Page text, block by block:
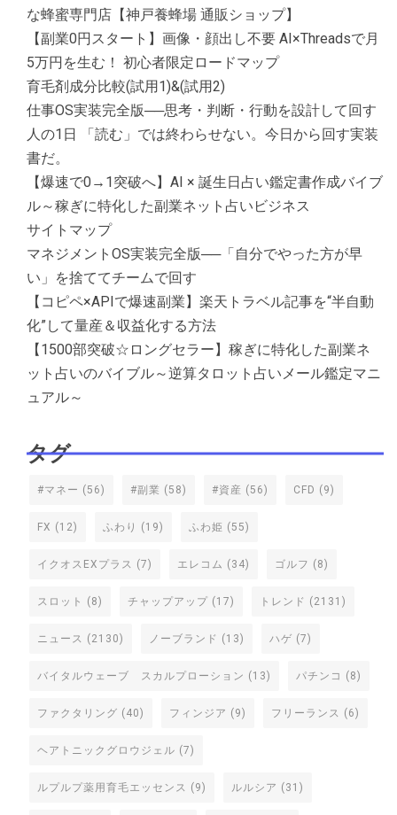
な蜂蜜専門店【神戸養蜂場 通販ショップ】
【副業0円スタート】画像・顔出し不要 AI×Threadsで月
5万円を生む！ 初心者限定ロードマップ
育毛剤成分比較(試用1)&(試用2)
仕事OS実装完全版──思考・判断・行動を設計して回す
人の1日 「読む」では終わらせない。今日から回す実装
書だ。
【爆速で0→1突破へ】AI × 誕生日占い鑑定書作成バイブ
ル～稼ぎに特化した副業ネット占いビジネス
サイトマップ
マネジメントOS実装完全版──「自分でやった方が早
い」を捨ててチームで回す
【コピペ×APIで爆速副業】楽天トラベル記事を“半自動
化”して量産＆収益化する方法
【1500部突破☆ロングセラー】稼ぎに特化した副業ネ
ット占いのバイブル～逆算タロット占いメール鑑定マニ
ュアル～
タグ
#マネー (56) #副業 (58) #資産 (56) CFD (9)
FX (12) ふわり (19) ふわ姫 (55)
イクオスEXプラス (7) エレコム (34) ゴルフ (8)
スロット (8) チャップアップ (17) トレンド (2131)
ニュース (2130) ノーブランド (13) ハゲ (7)
バイタルウェーブ スカルプローション (13) パチンコ (8)
ファクタリング (40) フィンジア (9) フリーランス (6)
ヘアトニックグロウジェル (7)
ルプルプ薬用育毛エッセンス (9) ルルシア (31)